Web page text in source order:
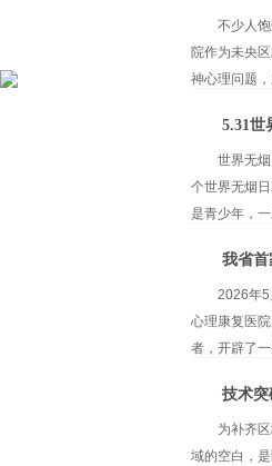
不少人
院作为未央
神心理问题
5.31世
世界无
个世界无烟
是青少年，
我省
2026年5
心理康复医
者，开辟了
技术
为补齐
域的空白，